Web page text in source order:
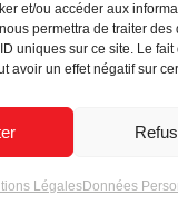
et/ou accéder aux
permettra de traiter
uniques sur ce site. Le
avoir un effet négatif sur
LégalesDonnées
pour